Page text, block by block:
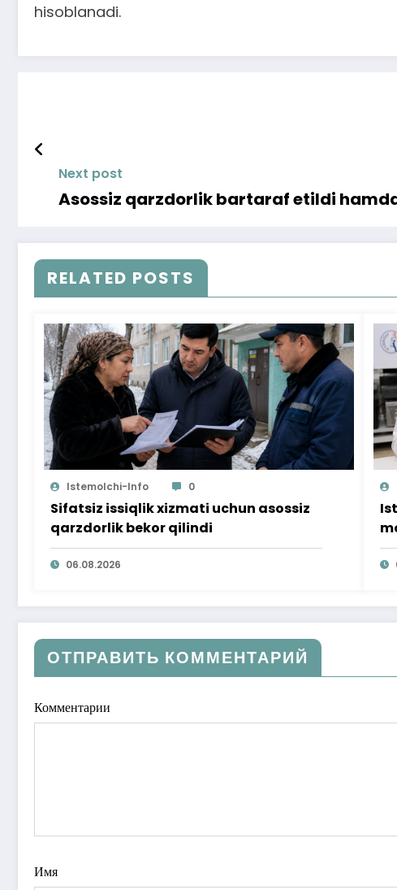
hisoblanadi.
Next post
Asossiz qarzdorlik bartaraf etildi
RELATED POSTS
Istemolchi-Info 0
Sifatsiz issiqlik xizmati uchun asossiz
qarzdorlik bekor qilindi
06.08.2026
ОТПРАВИТЬ КОММЕНТАРИЙ
Комментарии
Имя